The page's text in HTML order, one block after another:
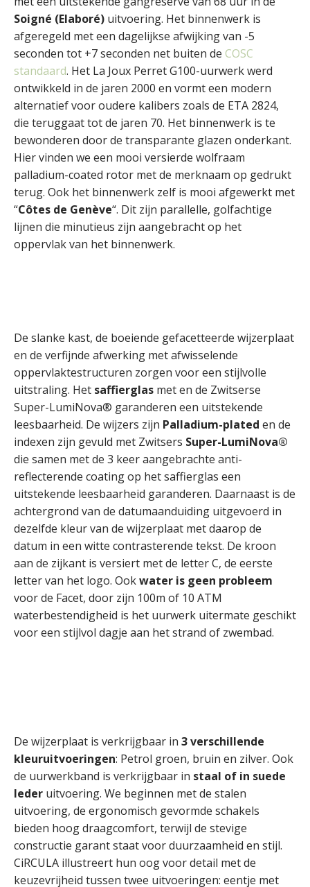
Soigné (Elaboré) uitvoering. Het binnenwerk is
afgeregeld met een dagelijkse afwijking van -5
seconden tot +7 seconden net buiten de COSC
standaard. Het La Joux Perret G100-uurwerk werd
ontwikkeld in de jaren 2000 en vormt een modern
alternatief voor oudere kalibers zoals de ETA 2824,
die teruggaat tot de jaren 70. Het binnenwerk is te
bewonderen door de transparante glazen onderkant.
Hier vinden we een mooi versierde wolfraam
palladium-coated rotor met de merknaam op gedrukt
terug. Ook het binnenwerk zelf is mooi afgewerkt met
“Côtes de Genève“. Dit zijn parallelle, golfachtige
lijnen die minutieus zijn aangebracht op het
oppervlak van het binnenwerk.
De slanke kast, de boeiende gefacetteerde wijzerplaat
en de verfijnde afwerking met afwisselende
oppervlaktestructuren zorgen voor een stijlvolle
uitstraling. Het saffierglas met en de Zwitserse
Super-LumiNova® garanderen een uitstekende
leesbaarheid. De wijzers zijn Palladium-plated en de
indexen zijn gevuld met Zwitsers Super-LumiNova®
die samen met de 3 keer aangebrachte anti-
reflecterende coating op het saffierglas een
uitstekende leesbaarheid garanderen. Daarnaast is de
achtergrond van de datumaanduiding uitgevoerd in
dezelfde kleur van de wijzerplaat met daarop de
datum in een witte contrasterende tekst. De kroon
aan de zijkant is versiert met de letter C, de eerste
letter van het logo. Ookwater is geen probleem
voor de Facet, door zijn 100m of 10 ATM
waterbestendigheid is het uurwerk uitermate geschikt
voor een stijlvol dagje aan het strand of zwembad.
De wijzerplaat is verkrijgbaar in 3 verschillende
kleuruitvoeringen: Petrol groen, bruin en zilver. Ook
de uurwerkband is verkrijgbaar in staal of in suede
leder uitvoering. We beginnen met de stalen
uitvoering, de ergonomisch gevormde schakels
bieden hoog draagcomfort, terwijl de stevige
constructie garant staat voor duurzaamheid en stijl.
CiRCULA illustreert hun oog voor detail met de
keuzevrijheid tussen twee uitvoeringen: eentje met